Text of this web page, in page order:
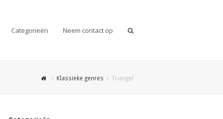
Categorieën Neem contact op
Klassieke genres Triangel